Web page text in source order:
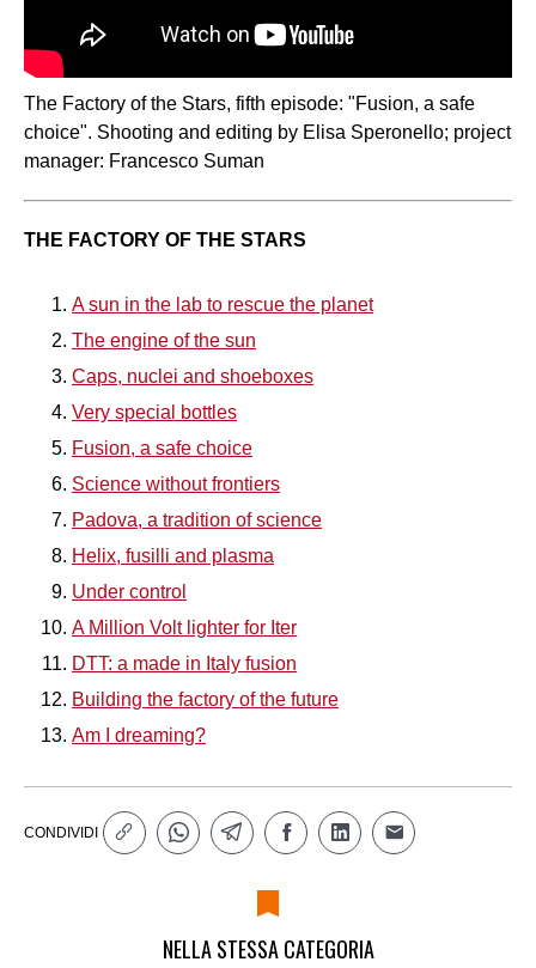
The Factory of the Stars, fifth episode: "Fusion, a safe
choice". Shooting and editing by Elisa Speronello; project
manager: Francesco Suman
THE FACTORY OF THE STARS
A sun in the lab to rescue the planet
The engine of the sun
Caps, nuclei and shoeboxes
Very special bottles
Fusion, a safe choice
Science without frontiers
Padova, a tradition of science
Helix, fusilli and plasma
Under control
A Million Volt lighter for Iter
DTT: a made in Italy fusion
Building the factory of the future
Am I dreaming?
CONDIVIDI
NELLA STESSA CATEGORIA